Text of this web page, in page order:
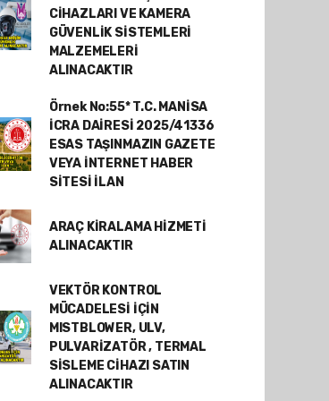
CİHAZLARI VE KAMERA
GÜVENLİK SİSTEMLERİ
MALZEMELERİ
ALINACAKTIR
Örnek No:55* T.C. MANİSA
İCRA DAİRESİ 2025/41336
ESAS TAŞINMAZIN GAZETE
VEYA İNTERNET HABER
SİTESİ İLAN
ARAÇ KİRALAMA HİZMETİ
ALINACAKTIR
VEKTÖR KONTROL
MÜCADELESİ İÇİN
MISTBLOWER, ULV,
PULVARİZATÖR , TERMAL
SİSLEME CİHAZI SATIN
ALINACAKTIR